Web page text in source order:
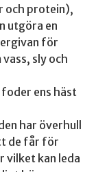
och protein),
utgöra en
för
sly och
ens häst
har överhull
de får för
kan leda